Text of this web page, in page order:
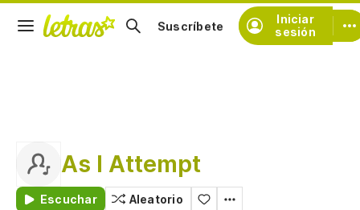
Iniciar
sesión
Suscríbete
As I Attempt
Escuchar Aleatorio